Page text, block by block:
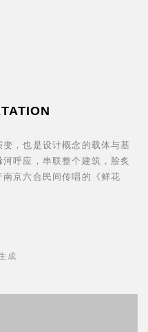
，也是设计概念的载体与基
呼应，串联整个建筑，脍炙
京六合民间传唱的《鲜花
成